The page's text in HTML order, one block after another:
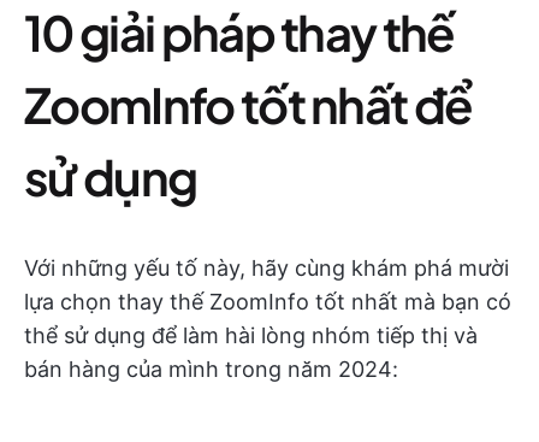
10 giải pháp thay thế
ZoomInfo tốt nhất để
sử dụng
Với những yếu tố này, hãy cùng khám phá mười
lựa chọn thay thế ZoomInfo tốt nhất mà bạn có
thể sử dụng để làm hài lòng nhóm tiếp thị và
bán hàng của mình trong năm 2024: